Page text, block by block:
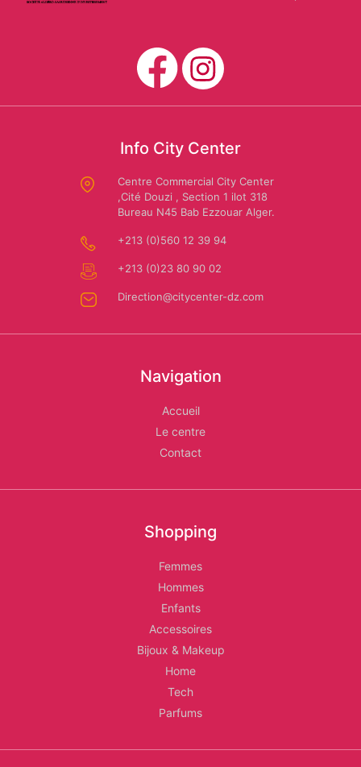
Location
voiture
Assn
Info City Center
Centre Commercial City Center
,Cité Douzi , Section 1 ilot 318
Bureau N45 Bab Ezzouar Alger.
+213 (0)560 12 39 94
+213 (0)23 80 90 02
Direction@citycenter-dz.com
Navigation
Accueil
Le centre
Contact
Shopping
Femmes
Hommes
Enfants
Accessoires
Bijoux & Makeup
Home
Tech
Parfums